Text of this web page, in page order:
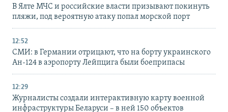
В Ялте МЧС и российские власти призывают покинуть
пляжи, под вероятную атаку попал морской порт
12:52
СМИ: в Германии отрицают, что на борту украинского
Ан-124 в аэропорту Лейпцига были боеприпасы
12:29
Журналисты создали интерактивную карту военной
инфраструктуры Беларуси – в ней 150 объектов